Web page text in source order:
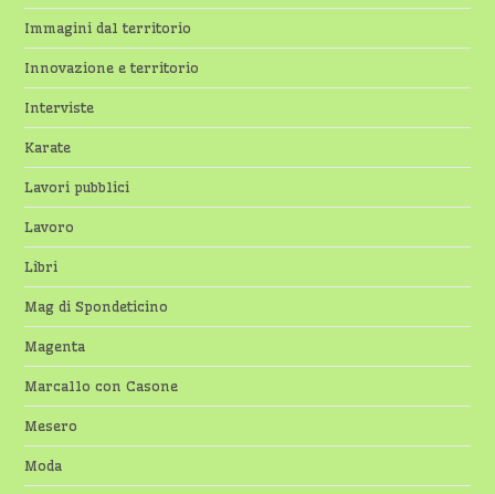
Immagini dal territorio
Innovazione e territorio
Interviste
Karate
Lavori pubblici
Lavoro
Libri
Mag di Spondeticino
Magenta
Marcallo con Casone
Mesero
Moda